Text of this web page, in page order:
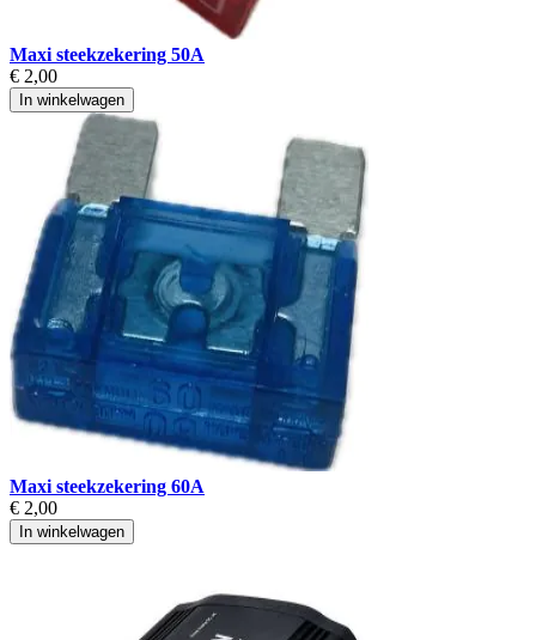
Maxi steekzekering 50A
€ 2,00
In winkelwagen
Maxi steekzekering 60A
€ 2,00
In winkelwagen